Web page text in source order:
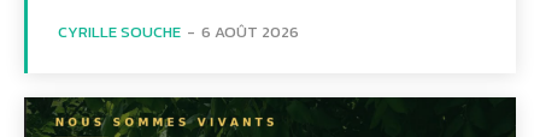
CYRILLE SOUCHE - 6 AOÛT 2026